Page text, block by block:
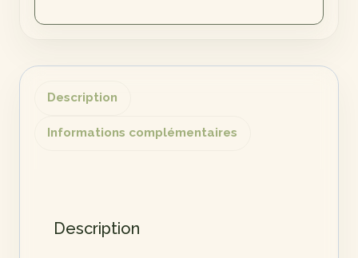
Description
Informations complémentaires
Description